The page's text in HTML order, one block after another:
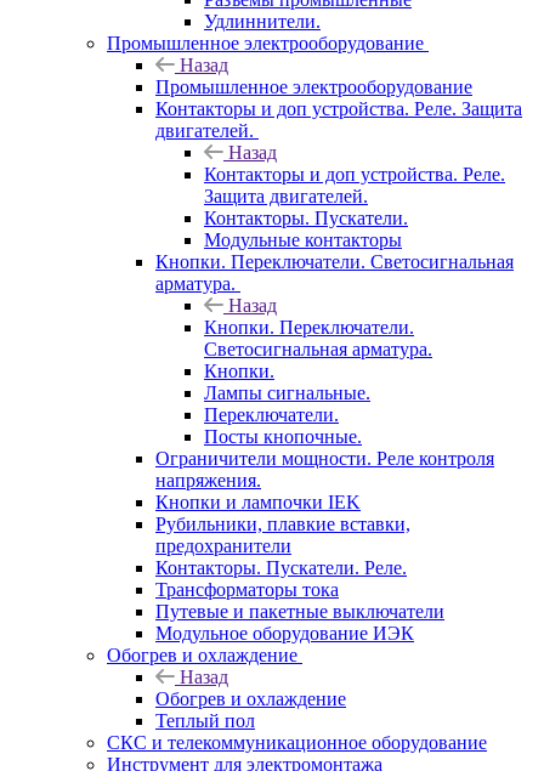
Удлиннители.
Промышленное электрооборудование
Назад
Промышленное электрооборудование
Контакторы и доп устройства. Реле. Защита
двигателей.
Назад
Контакторы и доп устройства. Реле.
Защита двигателей.
Контакторы. Пускатели.
Модульные контакторы
Кнопки. Переключатели. Светосигнальная
арматура.
Назад
Кнопки. Переключатели.
Светосигнальная арматура.
Кнопки.
Лампы сигнальные.
Переключатели.
Посты кнопочные.
Ограничители мощности. Реле контроля
напряжения.
Кнопки и лампочки IEK
Рубильники, плавкие вставки,
предохранители
Контакторы. Пускатели. Реле.
Трансформаторы тока
Путевые и пакетные выключатели
Модульное оборудование ИЭК
Обогрев и охлаждение
Назад
Обогрев и охлаждение
Теплый пол
СКС и телекоммуникационное оборудование
Инструмент для электромонтажа